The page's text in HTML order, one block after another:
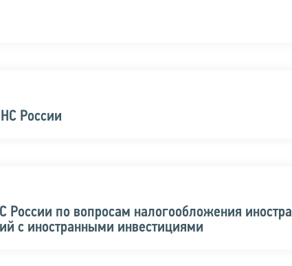
России
России по вопросам налогообложения
с иностранными инвестициями